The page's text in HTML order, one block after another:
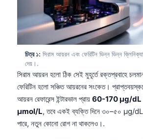
চিত্র ১: সিরাম আয়রন এবং ফেরিটিন ভিন্ন ভিন্ন
দেয়।.
সিরাম আয়রন হলো ঠিক সেই মুহূর্তে রক্তপ্রবাহে
ফেরিটিন হলো সঞ্চিত আয়রনের সংকেত।
আয়রন রেফারেন্স ইন্টারভাল প্রায় 60-170 µg/dL
µmol/L, তবে একই ব্যক্তি দিনে ৩০–৫০ µg/dL
পারে, নতুন কোনো রোগ না থাকলেও।.